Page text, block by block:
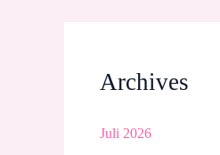
Archives
Juli 2026